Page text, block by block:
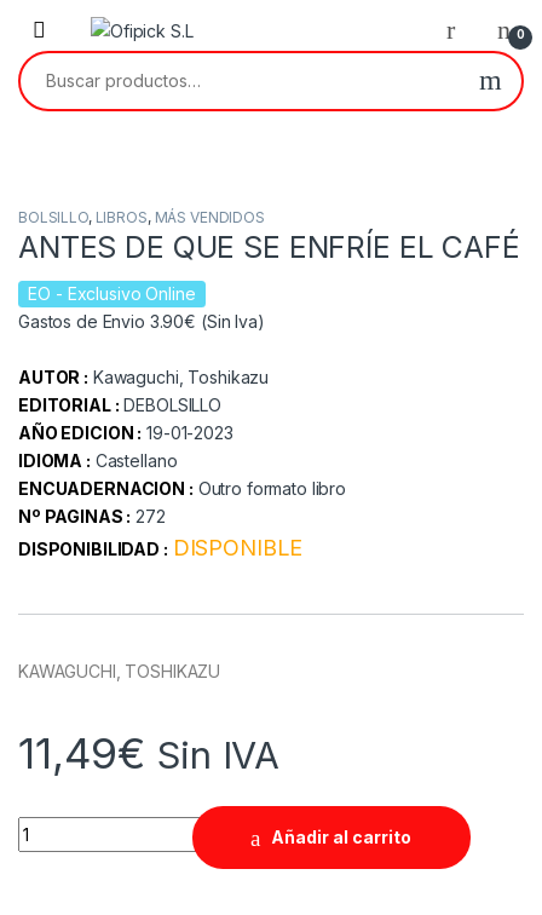
Skip to navigation
Skip to content
0
Buscar por:
BOLSILLO, LIBROS, MÁS VENDIDOS
ANTES DE QUE SE ENFRÍE EL CAFÉ
EO - Exclusivo Online
Gastos de Envio 3.90€ (Sin Iva)
AUTOR : Kawaguchi, Toshikazu
EDITORIAL : DEBOLSILLO
AÑO EDICION : 19-01-2023
IDIOMA : Castellano
ENCUADERNACION : Outro formato libro
Nº PAGINAS : 272
DISPONIBILIDAD : DISPONIBLE
KAWAGUCHI, TOSHIKAZU
11,49€ Sin IVA
Quantity
Añadir al carrito